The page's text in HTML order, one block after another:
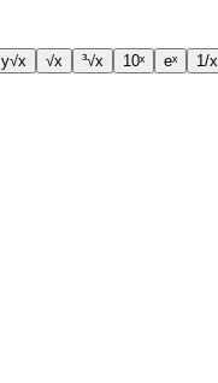
y√x √x ³√x 10ˣ eˣ 1/x